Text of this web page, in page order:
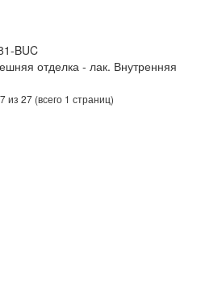
BUC
отделка - лак. Внутренняя
из 27 (всего 1 страниц)